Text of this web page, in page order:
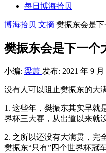
每日博海拾贝
博海拾贝 文摘 樊振东会是下
樊振东会是下一个
小编: 梁萧 发布: 2021 年 9 月
没有人可以阻止樊振东的大
1. 这些年，樊振东其实早就
界杯三大赛，从出道以来就
2. 之所以还没有大满贯，完
樊振东“只有”四个世界杯冠